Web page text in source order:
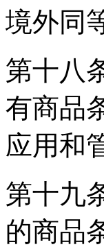
境外同
第十八
有商品
应用和
第十九
的商品